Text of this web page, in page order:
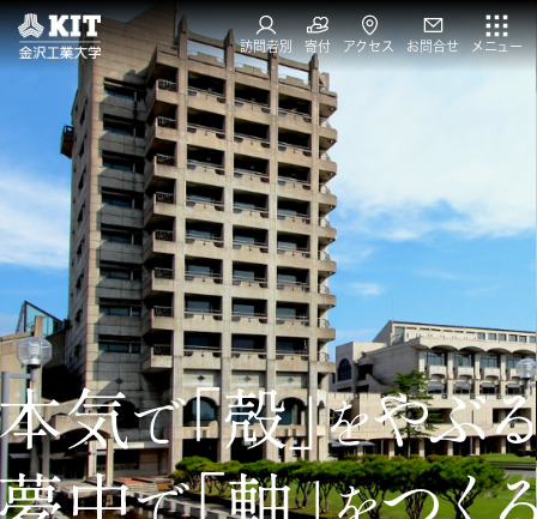
訪問者別 寄付 アクセス お問合せ メニュー